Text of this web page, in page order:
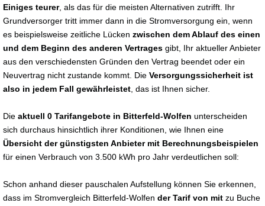
Einiges teurer, als das für die meisten Alternativen zutrifft. Ihr
Grundversorger tritt immer dann in die Stromversorgung ein, wenn
es beispielsweise zeitliche Lücken zwischen dem Ablauf des einen
und dem Beginn des anderen Vertrages gibt, Ihr aktueller Anbieter
aus den verschiedensten Gründen den Vertrag beendet oder ein
Neuvertrag nicht zustande kommt. Die Versorgungssicherheit ist
also in jedem Fall gewährleistet , das ist Ihnen sicher.
Die aktuell 0 Tarifangebote in Bitterfeld-Wolfen unterscheiden
sich durchaus hinsichtlich ihrer Konditionen, wie Ihnen eine
Übersicht der günstigsten Anbieter mit Berechnungsbeispielen
für einen Verbrauch von 3.500 kWh pro Jahr verdeutlichen soll:
Schon anhand dieser pauschalen Aufstellung können Sie erkennen,
dass im Stromvergleich Bitterfeld-Wolfen der Tarif von mit zu Buche